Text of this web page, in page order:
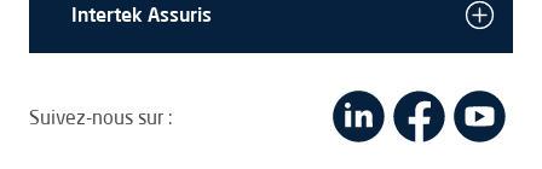
Intertek Assuris
Suivez-nous sur :